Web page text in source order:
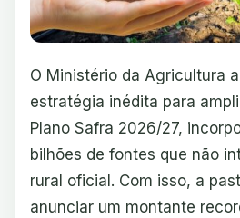
O Ministério da Agricultura
estratégia inédita para
Plano Safra 2026/27,
bilhões de fontes que não
rural oficial. Com isso, a
anunciar um montante